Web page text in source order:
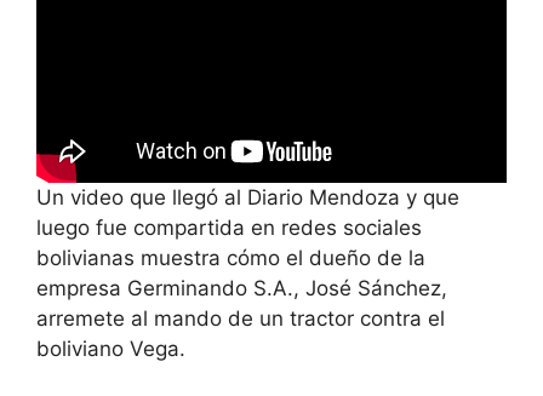
Un video que llegó al Diario Mendoza y que
luego fue compartida en redes sociales
bolivianas muestra cómo el dueño de la
empresa Germinando S.A., José Sánchez,
arremete al mando de un tractor contra el
boliviano Vega.